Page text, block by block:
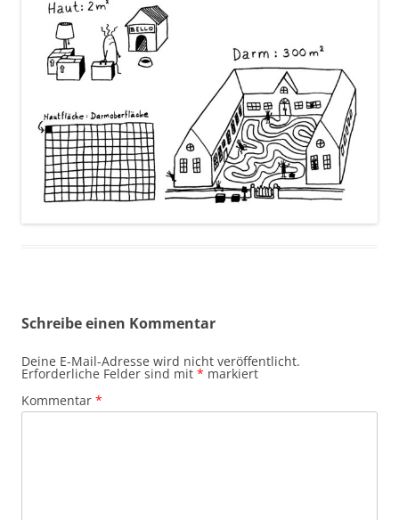
Schreibe einen Kommentar
Deine E-Mail-Adresse wird nicht veröffentlicht.
Erforderliche Felder sind mit * markiert
Kommentar *